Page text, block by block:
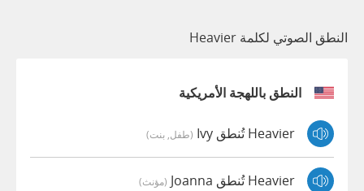
النطق الصوتي لكلمة Heavier
النطق باللهجة الأمريكية
Heavier تُنطق Ivy (طفل, بنت)
Heavier تُنطق Joanna (مؤنث)